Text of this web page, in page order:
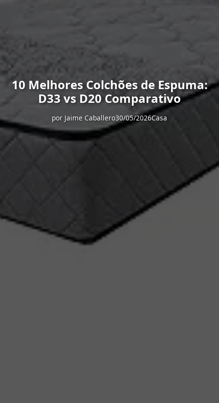
10 Melhores Colchões de Espuma:
D33 vs D20 Comparativo
por Jaime Caballero30/05/2026Casa